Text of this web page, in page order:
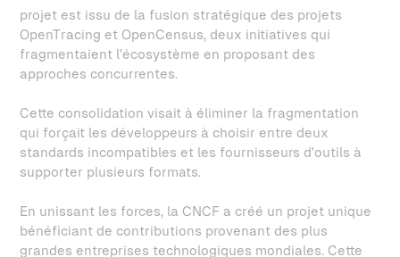
projet est issu de la fusion stratégique des projets
OpenTracing et OpenCensus, deux initiatives qui
fragmentaient l'écosystème en proposant des
approches concurrentes.
Cette consolidation visait à éliminer la fragmentation
qui forçait les développeurs à choisir entre deux
standards incompatibles et les fournisseurs d'outils à
supporter plusieurs formats.
En unissant les forces, la CNCF a créé un projet unique
bénéficiant de contributions provenant des plus
grandes entreprises technologiques mondiales. Cette